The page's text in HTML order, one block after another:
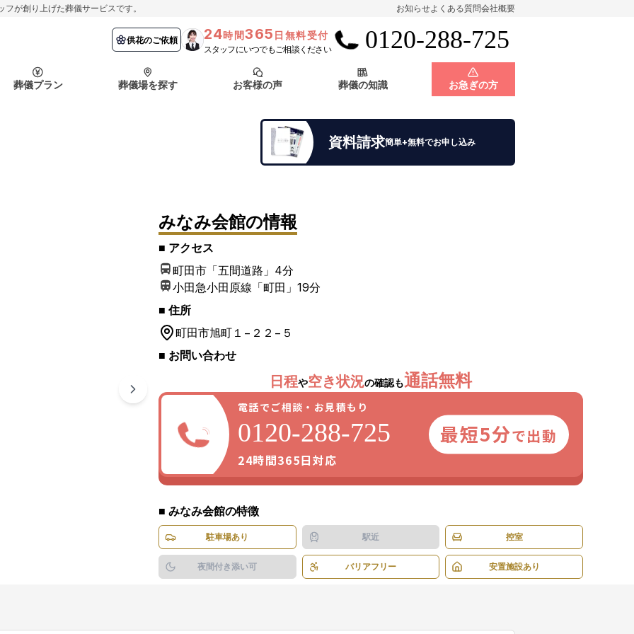
が創り上げた葬儀サービスです。 お知らせよくある質問会社概要
供花のご依頼 24時間365 日無料受付
スタッフにいつでもご相談ください 0120-288-725
葬儀の流れ
会社概要
葬儀プラン 葬儀場を探す お客様の声
よくある質問
葬儀の知識 お急ぎの方
納棺の儀とは？ 葬儀の流れ 会員制度
会社概要
埼玉県 千葉県 神奈川県
お客様の声 よくある質問
供花のご依頼
資料請求簡単+無料でお申し込み
みなみ会館の情報
■ アクセス
町田市「五間道路」 4分
小田急小田原線「町田」 19分
■ 住所
町田市旭町１−２２−５
■ お問い合わせ
日程や空き状況の確認も通話無料
電話でご相談・お見積もり
0120-288-725
24時間365日対応
最短5分で出動
■ みなみ会館の特徴
駐車場あり 駅近 控室
夜間付き添い可 バリアフリー 安置施設あり